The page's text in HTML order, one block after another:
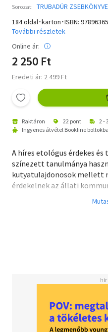
Sorozat: TRUBADÚR
184 oldal･karton･ISBN:
További részletek
Online ár:
2 250 Ft
Eredeti ár: 2 499 Ft
Raktáron 22 pont
2 -
Ingyenes átvétel Bookline
A híres etológus érdekes
színezett tanulmánya
kutyatulajdonosok mellett
érdekelnek az állati